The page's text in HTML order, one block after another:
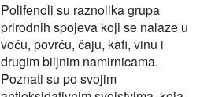
Polifenoli su raznolika grupa
prirodnih spojeva koji se nalaze u
voću, povrću, čaju, kafi, vinu i
drugim biljnim namirnicama.
Poznati su po svojim